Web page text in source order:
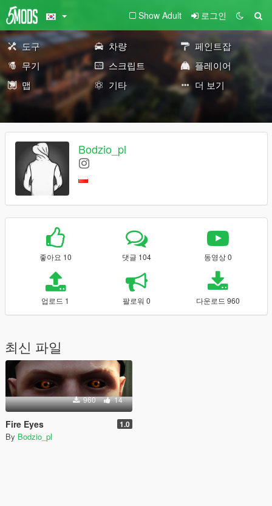
Show Adult 로그인
도구 차량
페인트잡
무기
스크립트
플레이어
맵
기타 더 보기
Bodzio_pl
좋아요 10 댓글 104 동영상 0
업로드 1 팔로워 0 다운로드 960
최신 파일
960 14
Fire Eyes 1.0
By Bodzio_pl